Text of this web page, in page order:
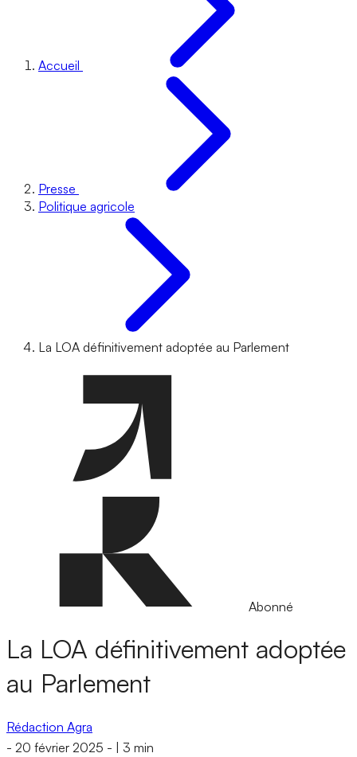
Accueil
Presse
Politique agricole
La LOA définitivement adoptée au Parlement
Abonné
La LOA définitivement adoptée
au Parlement
Rédaction Agra
- 20 février 2025 - 3 min